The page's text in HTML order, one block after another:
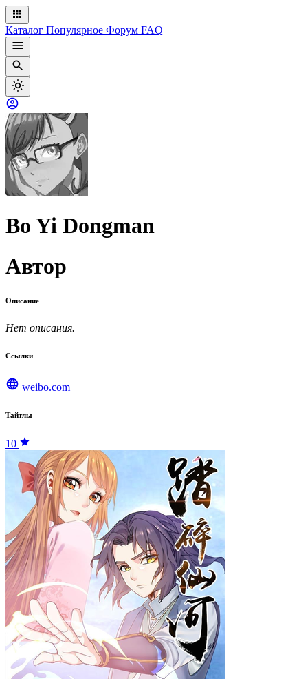
Каталог Популярное Форум FAQ
Bo Yi Dongman
Автор
Описание
Нет описания.
Ссылки
weibo.com
Тайтлы
10